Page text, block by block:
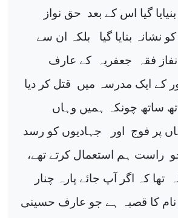
گیا اس کے بعد حق نواز
بنایا گیا
بلکہ ان سے
فقہ
جعفریہ
کے عارف
کے ایک مدرسہ میں قتل کر دیا
ساتھ چونکہ ہمیں وہاں
پر فوج اور
جہادیوں کو رسد
راست ہم استعمال کرتے تھے،
تھا کہ اگر آپ جائے پارہ چنار
نام کا قصبہ ہے جو عارف حسینی